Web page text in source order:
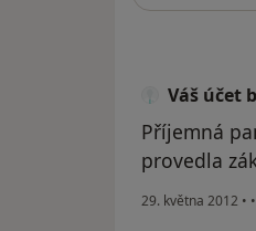
Váš účet
Příjemná
provedla
29. května 2012 • •